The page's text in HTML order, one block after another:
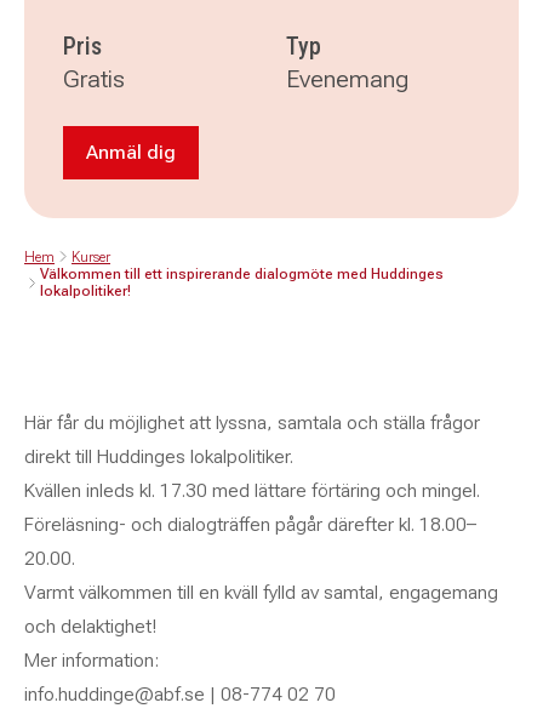
Pris
Gratis
Typ
Evenemang
Anmäl dig till Välkommen till ett inspirerande
Anmäl dig
Hem
Kurser
Välkommen till ett inspirerande dialogmöte med Huddinges
lokalpolitiker!
Här får du möjlighet att lyssna, samtala och ställa frågor
direkt till Huddinges lokalpolitiker.
Kvällen inleds kl. 17.30 med lättare förtäring och mingel.
Föreläsning- och dialogträffen pågår därefter kl. 18.00–
20.00.
Varmt välkommen till en kväll fylld av samtal, engagemang
och delaktighet!
Mer information:
info.huddinge@abf.se | 08-774 02 70